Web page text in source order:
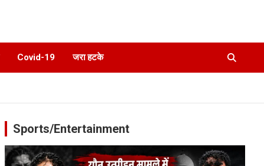
Covid-19 जरा हटके
Sports/Entertainment